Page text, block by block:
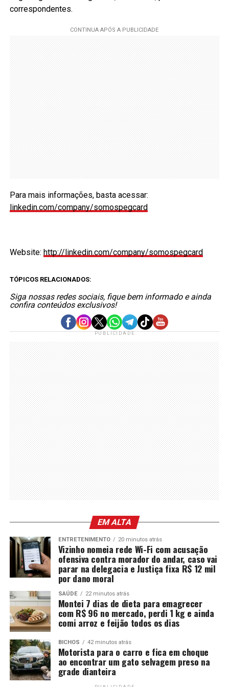
correspondentes.
Para mais informações, basta acessar:
linkedin.com/company/somospegcard
Website: http://linkedin.com/company/somospegcard
TÓPICOS RELACIONADOS:
Siga nossas redes sociais, fique bem informado e ainda
confira conteúdos exclusivos!
PUBLICIDADE
EM ALTA
ENTRETENIMENTO 20 minutos atrás
Vizinho nomeia rede Wi-Fi com acusação
ofensiva contra morador do andar, caso vai
parar na delegacia e Justiça fixa R$ 12 mil
por dano moral
SAÚDE 22 minutos atrás
Montei 7 dias de dieta para emagrecer
com R$ 96 no mercado, perdi 1 kg e ainda
comi arroz e feijão todos os dias
BICHOS 42 minutos atrás
Motorista para o carro e fica em choque
ao encontrar um gato selvagem preso na
grade dianteira